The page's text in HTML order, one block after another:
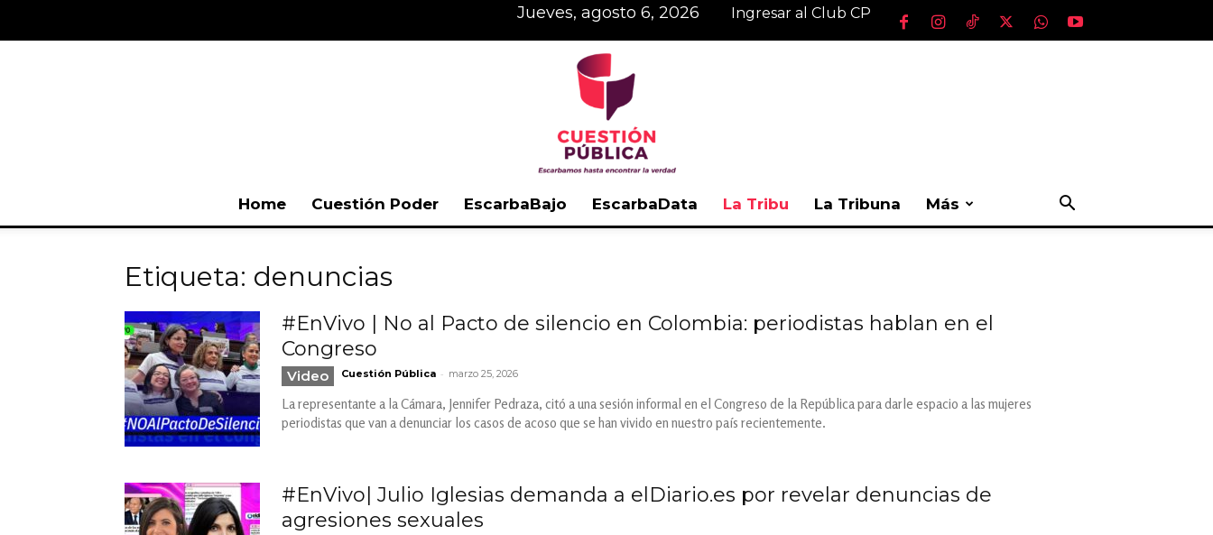
jueves, agosto 6, 2026 Ingresar al Club CP
Home Cuestión Poder EscarbaBajo EscarbaData La Tribu La Tribuna Más
Etiqueta: denuncias
#EnVivo | No al Pacto de silencio en Colombia: periodistas hablan en el
Congreso
Video Cuestión Pública - marzo 25, 2026
La representante a la Cámara, Jennifer Pedraza, citó a una sesión informal en el Congreso de la República para darle espacio a las mujeres
periodistas que van a denunciar los casos de acoso que se han vivido en nuestro país recientemente.
#EnVivo| Julio Iglesias demanda a elDiario.es por revelar denuncias de
agresiones sexuales